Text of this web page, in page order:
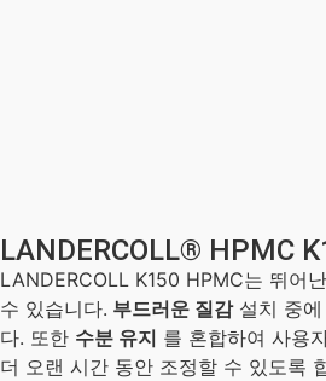
LANDERCOLL® HPMC
LANDERCOLL K150 HPMC는 뛰어난
수 있습니다. 부드러운 질감설치 중에
다. 또한 수분 유지 를 혼합하여 사용
더 오랜 시간 동안 조정할 수 있도록